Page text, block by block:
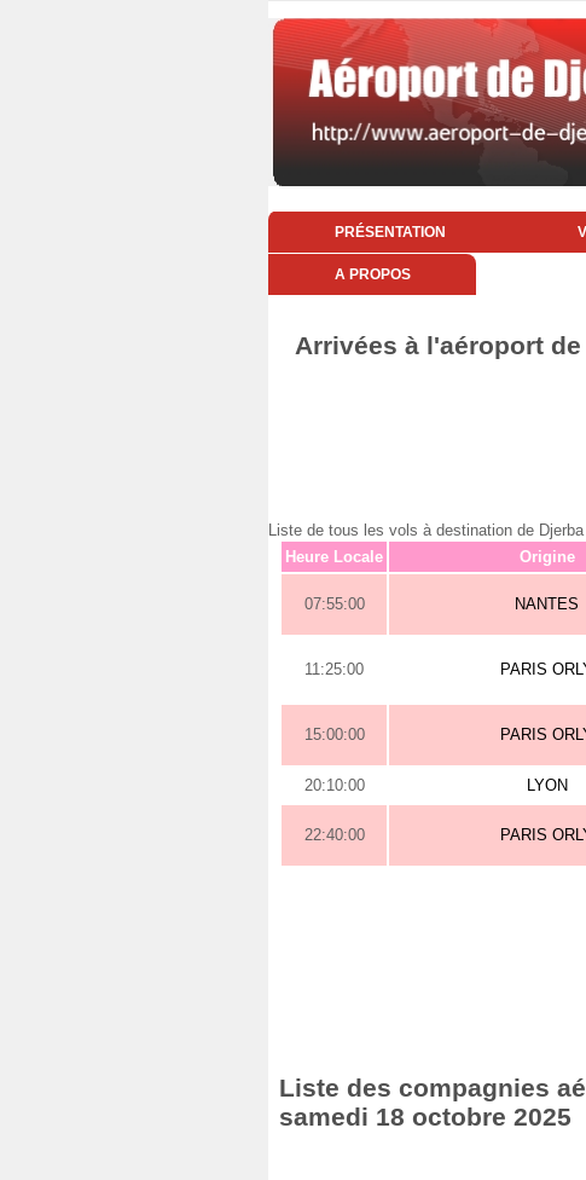
PRÉSENTATION
A PROPOS
Arrivées à l'aéroport
Liste de tous les vols à destination de
Heure Locale
Origine
07:55:00 NANTES
11:25:00 PARIS
15:00:00 PARIS
20:10:00
LYON
22:40:00 PARIS
Liste des compagnies
samedi 18 octobre 2025